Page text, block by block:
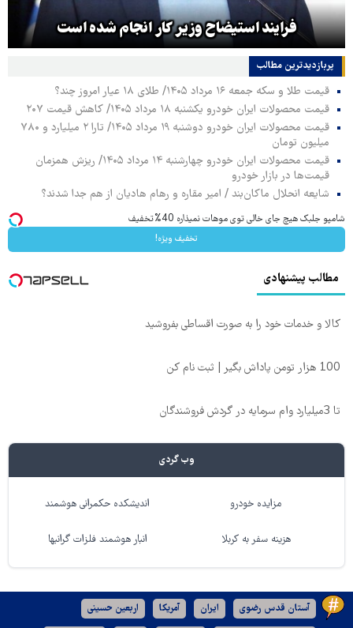
فرایند استیضاح وزیر کار انجام شده است
پربازدیدترین‌ مطالب
قیمت طلا و سکه جمعه ۱۶ مرداد ۱۴۰۵/ طلای ۱۸ عیار امروز چند؟
قیمت محصولات ایران خودرو یکشنبه ۱۸ مرداد ۱۴۰۵/ کاهش قیمت ۲۰۷
قیمت محصولات ایران خودرو دوشنبه ۱۹ مرداد ۱۴۰۵/ تارا ۲ میلیارد و ۷۸۰
میلیون تومان
قیمت محصولات ایران خودرو چهارشنبه ۱۴ مرداد ۱۴۰۵/ ریزش همزمان
قیمت‌ها در بازار خودرو
شایعه انحلال ماکان‌بند / امیر مقاره و رهام هادیان از هم جدا شدند؟
شامپو جلبک هیچ جای خالی توی موهات نمیذاره 40%تخفیف
تخفیف ویژه!
مطالب پیشنهادی
کالا و خدمات خود را به صورت اقساطی بفروشید
100 هزار تومن پاداش بگیر | ثبت نام کن
تا 3میلیارد وام سرمایه در گردش فروشندگان
وب گردی
مزایده خودرو اندیشکده حکمرانی هوشمند
هزینه سفر به کربلا انبار هوشمند فلزات گرانبها
آستان قدس رضوی ایران آمریکا اربعین حسینی